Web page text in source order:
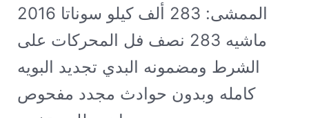
الممشى: 283 ألف كيلو
سوناتا 2016
ماشيه 283 نصف فل المحركات على
الشرط ومضمونه البدي تجديد البويه
كامله وبدون حوادث مجدد مفحوص